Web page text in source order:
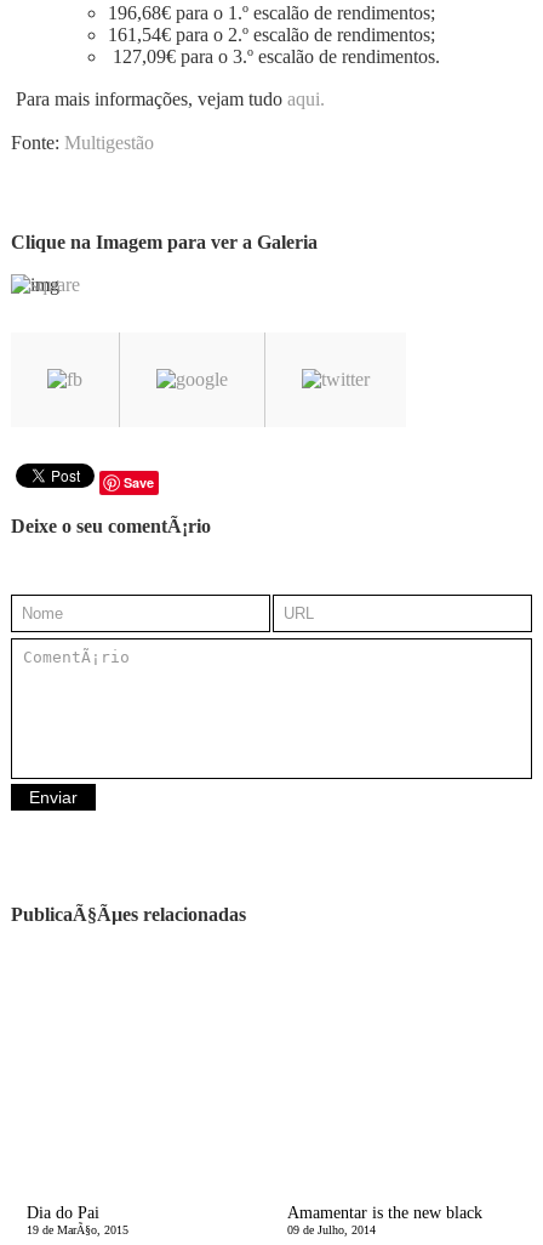
196,68€ para o 1.º escalão de rendimentos;
161,54€ para o 2.º escalão de rendimentos;
127,09€ para o 3.º escalão de rendimentos.
Para mais informações, vejam tudo aqui.
Fonte: Multigestão
Clique na Imagem para ver a Galeria
Save
Deixe o seu comentÃ¡rio
PublicaÃ§Ãµes relacionadas
Dia do Pai
19 de MarÃ§o, 2015
Amamentar is the new black
09 de Julho, 2014